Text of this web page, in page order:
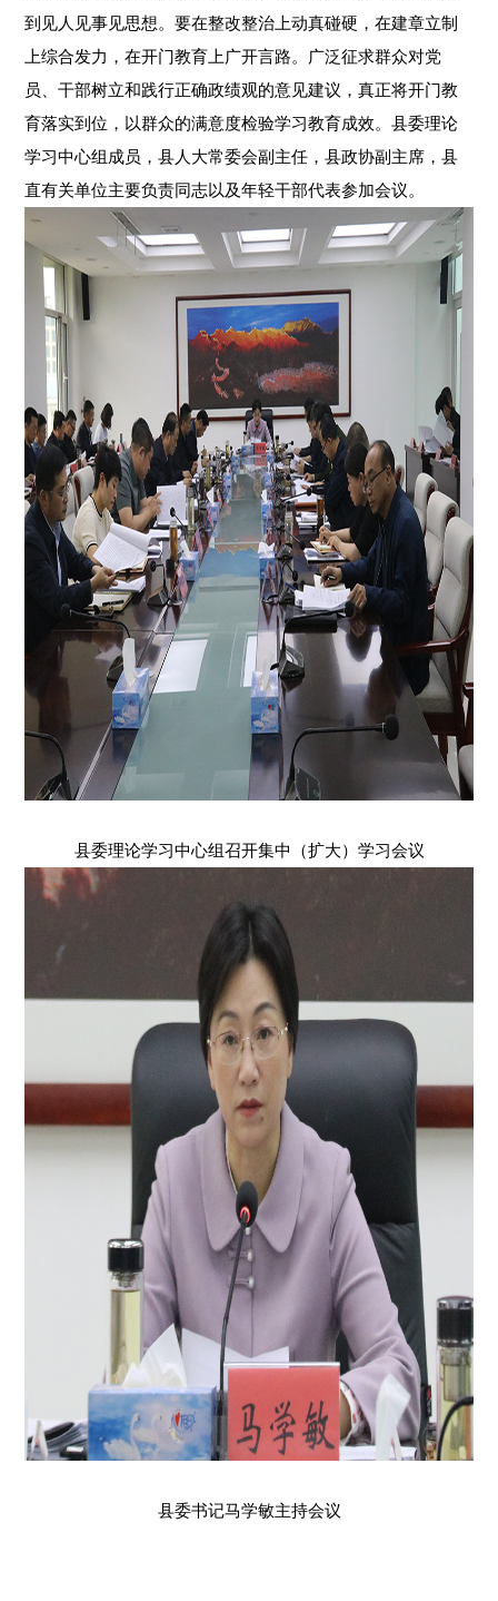
到见人见事见思想。要在整改整治上动真碰硬，在建章立制
上综合发力，在开门教育上广开言路。广泛征求群众对党
员、干部树立和践行正确政绩观的意见建议，真正将开门教
育落实到位，以群众的满意度检验学习教育成效。县委理论
学习中心组成员，县人大常委会副主任，县政协副主席，县
直有关单位主要负责同志以及年轻干部代表参加会议。
县委理论学习中心组召开集中（扩大）学习会议
县委书记马学敏主持会议